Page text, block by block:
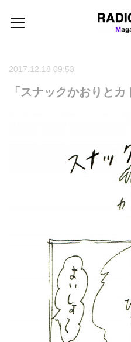
2017.12.18 09:53
「スナックかおりと